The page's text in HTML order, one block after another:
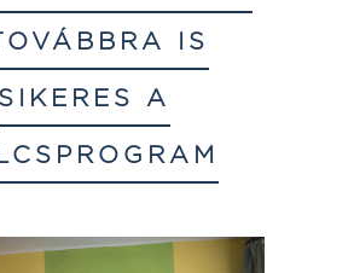
IS
SIKERES A